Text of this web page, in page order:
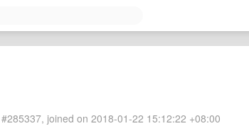
joined on 2018-01-22 15:12:22 +08:00